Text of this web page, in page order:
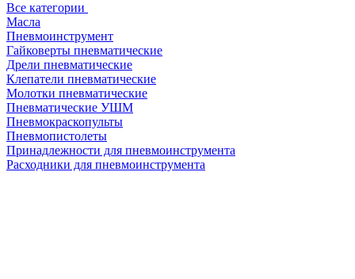
Все категории
Масла
Пневмоинструмент
Гайковерты пневматические
Дрели пневматические
Клепатели пневматические
Молотки пневматические
Пневматические УШМ
Пневмокраскопульты
Пневмопистолеты
Принадлежности для пневмоинструмента
Расходники для пневмоинструмента